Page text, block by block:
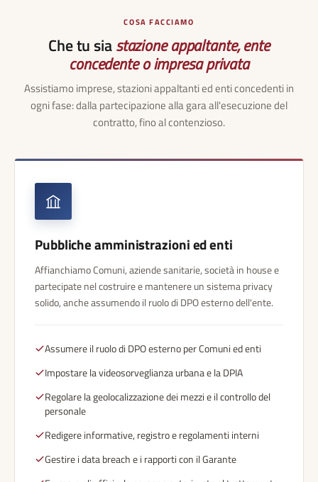
COSA FACCIAMO
Che tu siastazione appaltante, ente
concedente o impresa privata
Assistiamo imprese, stazioni appaltanti ed enti concedenti in
ogni fase: dalla partecipazione alla gara all'esecuzione del
contratto, fino al contenzioso.
Pubbliche amministrazioni ed enti
Affianchiamo Comuni, aziende sanitarie, società in house e
partecipate nel costruire e mantenere un sistema privacy
solido, anche assumendo il ruolo di DPO esterno dell'ente.
Assumere il ruolo di DPO esterno per Comuni ed enti
Impostare la videosorveglianza urbana e la DPIA
Regolare la geolocalizzazione dei mezzi e il controllo del
personale
Redigere informative, registro e regolamenti interni
Gestire i data breach e i rapporti con il Garante